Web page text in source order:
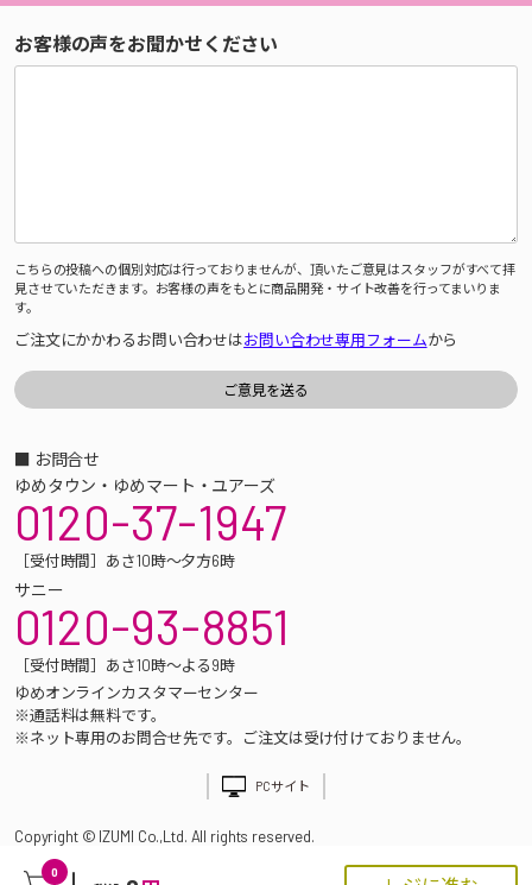
0
お客様の声をお聞かせください
こちらの投稿への個別対応は行っておりませんが、頂いたご意見はスタッフがすべて拝
見させていただきます。お客様の声をもとに商品開発・サイト改善を行ってまいりま
す。
ご注文にかかわるお問い合わせはお問い合わせ専用フォームから
■ お問合せ
ゆめタウン・ゆめマート・ユアーズ
0120-37-1947
［受付時間］あさ10時～夕方6時
サニー
0120-93-8851
［受付時間］あさ10時～よる9時
ゆめオンラインカスタマーセンター
※通話料は無料です。
※ネット専用のお問合せ先です。ご注文は受け付けておりません。
PCサイト
Copyright © IZUMI Co.,Ltd. All rights reserved.